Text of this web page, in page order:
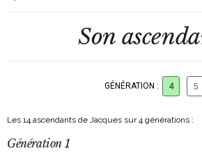
Son
GÉNÉRATION : 4 5
Les 14 ascendants de Jacques sur 4 générations :
Génération 1